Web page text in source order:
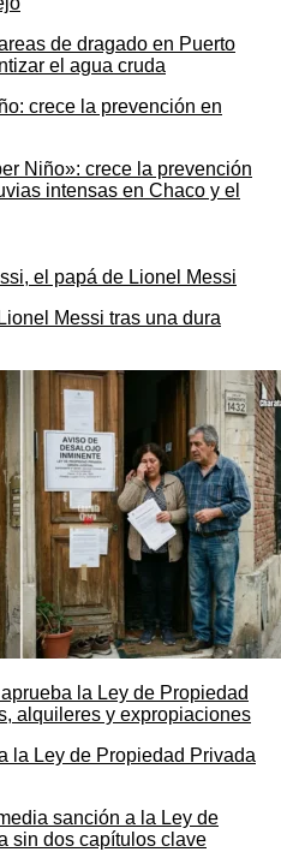
de dragado en Puerto
el agua cruda
Niño»: crece la prevención
intensas en Chaco y el
Messi tras una dura
la Ley de Propiedad
alquileres y expropiaciones
sanción a la Ley de
sin dos capítulos clave